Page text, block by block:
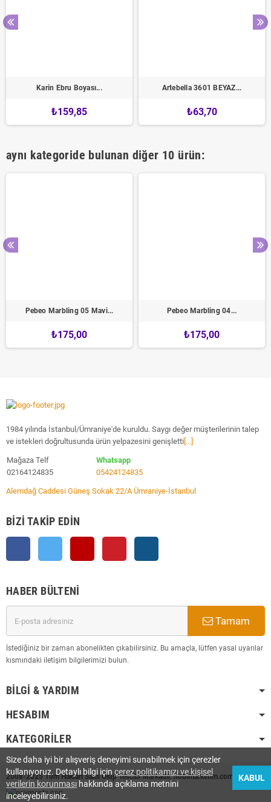
Karin Ebru Boyası...
₺159,85
Artebella 3601 BEYAZ...
₺63,70
aynı kategoride bulunan diğer 10 ürün:
Pebeo Marbling 05 Mavi...
₺175,00
Pebeo Marbling 04...
₺175,00
1984 yılında İstanbul/Ümraniye'de kuruldu. Saygı değer müşterilerinin talep
ve istekleri doğrultusunda ürün yelpazesini genişletti [...]
Mağaza Telf
02164124835
Whatsapp
05424124835
Alemdağ Caddesi Güneş Sokak 22/A Ümraniye-İstanbul
BIZI TAKIP EDIN
HABER BÜLTENI
Tamam
İstediğiniz bir zaman abonelikten çıkabilirsiniz. Bu amaçla, lütfen yasal uyarılar
kısmındaki iletişim bilgilerimizi bulun.
BILGI & YARDIM
HESABIM
KATEGORILER
2008-2025 Tüm Hakları Saklı Olup Tescilli Markadır. hobimarketim.com
Size daha iyi bir alışveriş deneyimi sunabilmek için çerezler
kullanıyoruz. Detaylı bilgi için çerez politikamızı ve kişisel
verilerin korunması hakkında açıklama metnini
inceleyebilirsiniz.
KABUL